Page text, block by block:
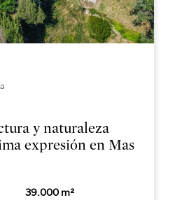
y naturaleza
expresión en Mas
39.000 m²